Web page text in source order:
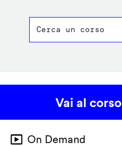
Vai al corso
On Demand